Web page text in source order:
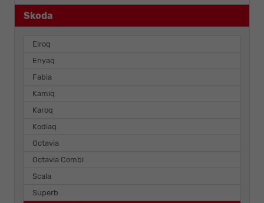
Skoda
Elroq
Enyaq
Fabia
Kamiq
Karoq
Kodiaq
Octavia
Octavia Combi
Scala
Superb